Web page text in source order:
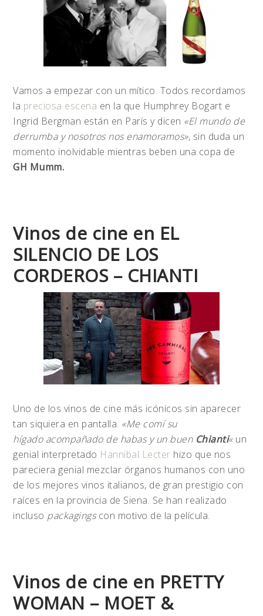
Vamos a empezar con un mítico. Todos recordamos
la preciosa escena en la que Humphrey Bogart e
Ingrid Bergman están en París y dicen «El mundo de
derrumba y nosotros nos enamoramos», sin duda un
momento inolvidable mientras beben una copa de
GH Mumm.
Vinos de cine en EL
SILENCIO DE LOS
CORDEROS – CHIANTI
Uno de los vinos de cine más icónicos sin aparecer
tan siquiera en pantalla. «Me comí su
hígado acompañado de habas y un buen Chianti«un
genial interpretado Hannibal Lecter hizo que nos
pareciera genial mezclar órganos humanos con uno
de los mejores vinos italianos, de gran prestigio con
raíces en la provincia de Siena. Se han realizado
incluso packagingscon motivo de la película.
Vinos de cine en PRETTY
WOMAN – MOET &